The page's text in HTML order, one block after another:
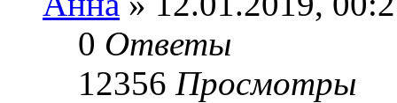
0 Ответы
12356 Просмотры